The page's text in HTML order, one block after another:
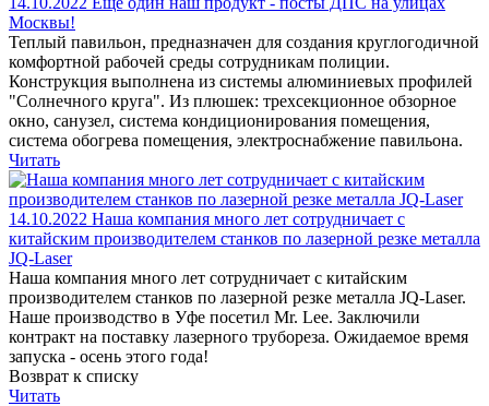
Москвы!
Теплый павильон, предназначен для создания круглогодичной
комфортной рабочей среды сотрудникам полиции.
Конструкция выполнена из системы алюминиевых профилей
"Солнечного круга". Из плюшек: трехсекционное обзорное
окно, санузел, система кондиционирования помещения,
система обогрева помещения, электроснабжение павильона.
Читать
14.10.2022 Наша компания много лет сотрудничает с
китайским производителем станков по лазерной резке металла
JQ-Laser
Наша компания много лет сотрудничает с китайским
производителем станков по лазерной резке металла JQ-Laser.
Наше производство в Уфе посетил Mr. Lee. Заключили
контракт на поставку лазерного трубореза. Ожидаемое время
запуска - осень этого года!
Возврат к списку
Читать